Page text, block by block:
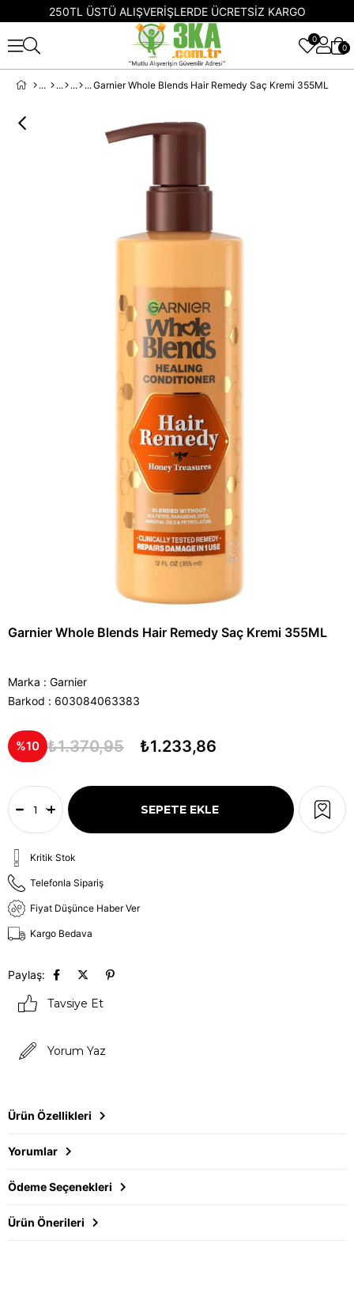
250TL ÜSTÜ ALIŞVERİŞLERDE ÜCRETSİZ KARGO
0
0
Garnier Whole Blends Hair Remedy Saç Kremi 355ML
Garnier Whole Blends Hair Remedy Saç Kremi 355ML
Marka : Garnier
Barkod : 603084063383
10 ₺1.370,95 ₺1.233,86
Kritik Stok
Telefonla Sipariş
Fiyat Düşünce Haber Ver
Kargo Bedava
Paylaş:
Tavsiye Et
Yorum Yaz
Ürün Özellikleri
Yorumlar
Ödeme Seçenekleri
Ürün Önerileri